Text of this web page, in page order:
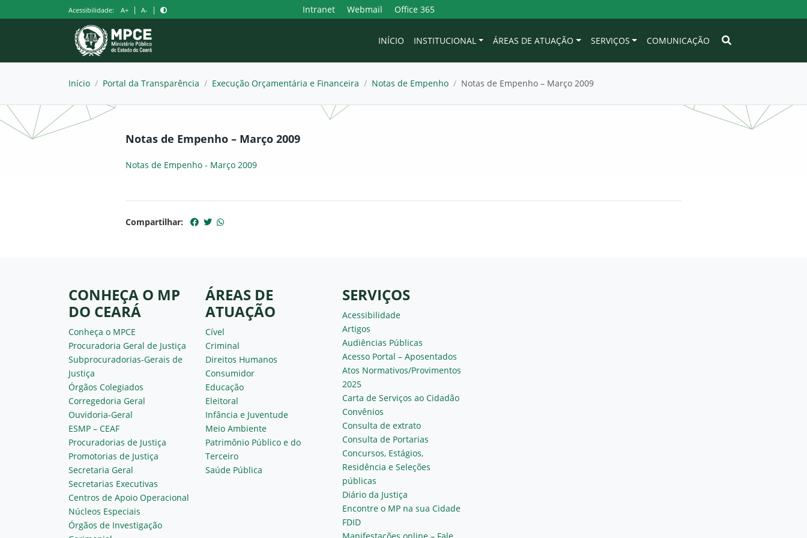
para
Acessibilidade: A+ | A- | Intranet Webmail Office 365
INÍCIO INSTITUCIONAL ÁREAS DE ATUAÇÃO SERVIÇOS COMUNICAÇÃO
Início / Portal da Transparência / Execução Orçamentária e Financeira / Notas de Empenho / Notas de Empenho – Março 2009
Notas de Empenho – Março 2009
Notas de Empenho - Março 2009
Compartilhar:
CONHEÇA O MP
DO CEARÁ
Conheça o MPCE
Procuradoria Geral de Justiça
Subprocuradorias-Gerais de
Justiça
Órgãos Colegiados
Corregedoria Geral
Ouvidoria-Geral
ESMP – CEAF
Procuradorias de Justiça
Promotorias de Justiça
Secretaria Geral
Secretarias Executivas
Centros de Apoio Operacional
Núcleos Especiais
Órgãos de Investigação
ÁREAS DE
ATUAÇÃO
Cível
Criminal
Direitos Humanos
Consumidor
Educação
Eleitoral
Infância e Juventude
Meio Ambiente
Patrimônio Público e do
Terceiro
Saúde Pública
SERVIÇOS
Acessibilidade
Artigos
Audiências Públicas
Acesso Portal – Aposentados
Atos Normativos/Provimentos
2025
Carta de Serviços ao Cidadão
Convênios
Consulta de extrato
Consulta de Portarias
Concursos, Estágios,
Residência e Seleções
públicas
Diário da Justiça
Encontre o MP na sua Cidade
FDID